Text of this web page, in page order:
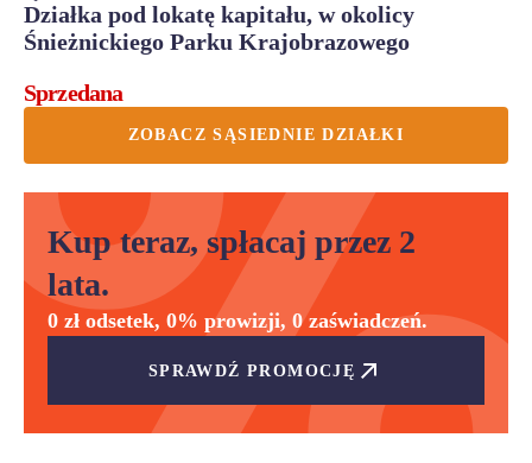
Działka pod lokatę kapitału, w okolicy
Śnieżnickiego Parku Krajobrazowego
Sprzedana
ZOBACZ SĄSIEDNIE DZIAŁKI
Kup teraz, spłacaj przez 2
lata.
0 zł odsetek, 0% prowizji, 0 zaświadczeń.
SPRAWDŹ PROMOCJĘ